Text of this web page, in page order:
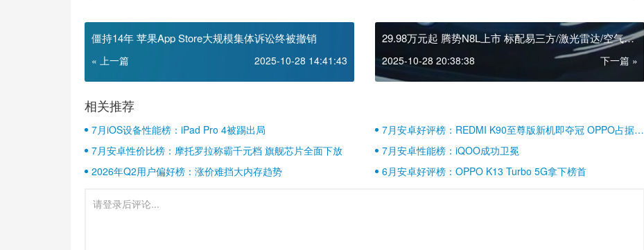
僵持14年 苹果App Store大规模集体诉讼终被撤销
« 上一篇 2025-10-28 14:41:43
29.98万元起 腾势N8L上市 标配易三方/激光雷达/空气悬
2025-10-28 20:38:38 下一篇 »
相关推荐
7月iOS设备性能榜：iPad Pro 4被踢出局
7月安卓好评榜：REDMI K90至尊版新机即夺冠 OPPO占据半
壁江山
7月安卓性价比榜：摩托罗拉称霸千元档 旗舰芯片全面下放
7月安卓性能榜：iQOO成功卫冕
2026年Q2用户偏好榜：涨价难挡大内存趋势
6月安卓好评榜：OPPO K13 Turbo 5G拿下榜首